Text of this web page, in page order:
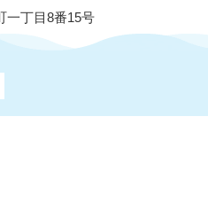
丁目8番15号